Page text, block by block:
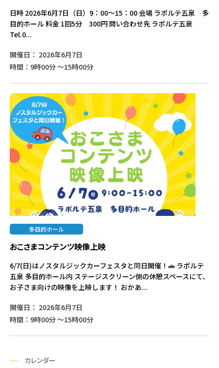
日時 2026年6月7日（日）9：00～15：00 会場 ラポルテ五泉 多
目的ホール 料金 1回5分 300円 問い合わせ先 ラポルテ五泉
Tel.0...
開催日： 2026年6月7日
時間：9時00分 ～15時00分
多目的ホール
おこさまコンテンツ映像上映
6/7(日)はノスタルジックカーフェスタと同日開催！🚗 ラポルテ
五泉 多目的ホール内 ステージスクリーン側の休憩スペースにて、
お子さま向けの映像を上映します！ おかあ...
開催日： 2026年6月7日
時間：9時00分 ～15時00分
カレンダー